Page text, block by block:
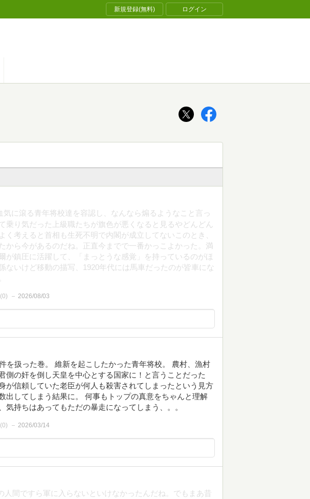
新規登録(無料) ログイン
気に滾る青年将校達を容認し、なんなら煽るようなこと言っ
乗り気だった上級職たちが旗色が悪くなると見るやどんどん
く考えると首相も生死不明で内閣が成立してないこのとき、
から今があるのだね。正直今までで一番かっこよかった。満
が鎮圧に活躍して、「まっとうな感覚」を持っているのがほ
ないけど移動の描写、1920年代には馬車だったのが皆車にな
0) 2026/08/03
を扱った巻。 維新を起こしたかった青年将校。 農村、漁村
側の奸を倒し天皇を中心とする国家に！と言うことだった
が信頼していた老臣が何人も殺害されてしまったという見方
出してしまう結果に。 何事もトップの真意をちゃんと理解
気持ちはあってもただの暴走になってしまう、。。
0) 2026/03/14
人間ですら軍に入らないといけなかったんだね。でもまあ昔